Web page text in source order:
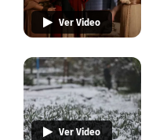
Ver Video
Ver Video